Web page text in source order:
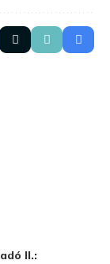
II.: